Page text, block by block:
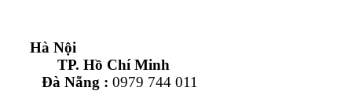
Hà Nội
TP. Hồ Chí Minh
Đà Nẵng : 0979 744 011